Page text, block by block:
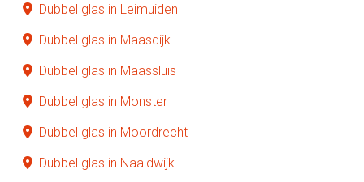
Dubbel glas in Leimuiden
Dubbel glas in Maasdijk
Dubbel glas in Maassluis
Dubbel glas in Monster
Dubbel glas in Moordrecht
Dubbel glas in Naaldwijk